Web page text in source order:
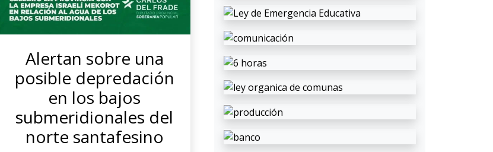
Alertan sobre una
posible depredación
en los bajos
submeridionales del
norte santafesino